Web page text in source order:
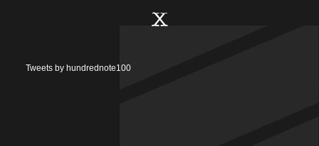
X
Tweets by hundrednote100